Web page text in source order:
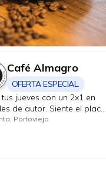
Café Almagro
OFERTA ESPECIAL.
tus jueves con un 2x1 en
de autor. Siente el placer
de una bebida
Portoviejo